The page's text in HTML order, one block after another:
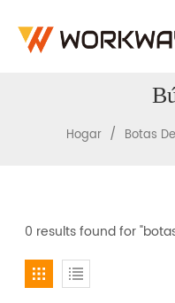
Hogar / Botas
0 results found for